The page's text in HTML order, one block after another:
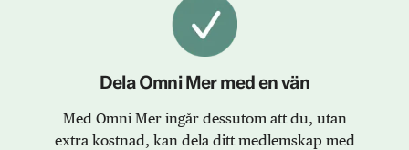
Dela Omni Mer med en vän
Med Omni Mer ingår dessutom att du, utan
extra kostnad, kan dela ditt medlemskap med